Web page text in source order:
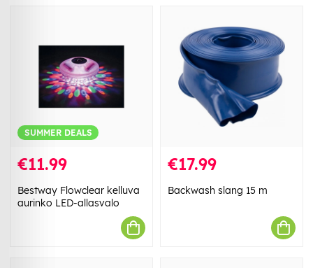
SUMMER DEALS
€11.99
Bestway Flowclear kelluva
aurinko LED-allasvalo
€17.99
Backwash slang 15 m